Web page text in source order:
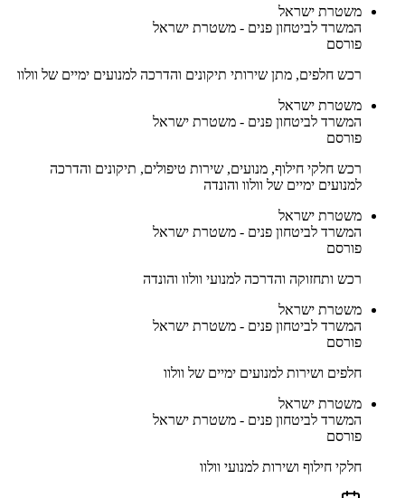
משטרת ישראל
המשרד לביטחון פנים - משטרת ישראל
פורסם
רכש חלפים, מתן שירותי תיקונים והדרכה למנועים ימיים של וולוו
משטרת ישראל
המשרד לביטחון פנים - משטרת ישראל
פורסם
רכש חלקי חילוף, מנועים, שירות טיפולים, תיקונים והדרכה
למנועים ימיים של וולוו והונדה
משטרת ישראל
המשרד לביטחון פנים - משטרת ישראל
פורסם
רכש ותחזוקה והדרכה למנועי וולוו והונדה
משטרת ישראל
המשרד לביטחון פנים - משטרת ישראל
פורסם
חלפים ושירות למנועים ימיים של וולוו
משטרת ישראל
המשרד לביטחון פנים - משטרת ישראל
פורסם
חלקי חילוף ושירות למנועי וולוו